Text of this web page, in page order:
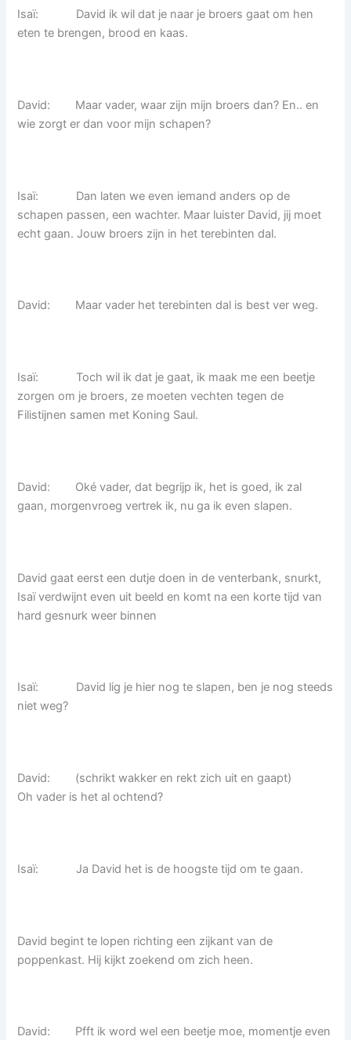
Isaï: David ik wil dat je naar je broers gaat om hen
eten te brengen, brood en kaas.
David: Maar vader, waar zijn mijn broers dan? En.. en
wie zorgt er dan voor mijn schapen?
Isaï: Dan laten we even iemand anders op de
schapen passen, een wachter. Maar luister David, jij moet
echt gaan. Jouw broers zijn in het terebinten dal.
David: Maar vader het terebinten dal is best ver weg.
Isaï: Toch wil ik dat je gaat, ik maak me een beetje
zorgen om je broers, ze moeten vechten tegen de
Filistijnen samen met Koning Saul.
David: Oké vader, dat begrijp ik, het is goed, ik zal
gaan, morgenvroeg vertrek ik, nu ga ik even slapen.
David gaat eerst een dutje doen in de venterbank, snurkt,
Isaï verdwijnt even uit beeld en komt na een korte tijd van
hard gesnurk weer binnen
Isaï: David lig je hier nog te slapen, ben je nog steeds
niet weg?
David: (schrikt wakker en rekt zich uit en gaapt)
Oh vader is het al ochtend?
Isaï: Ja David het is de hoogste tijd om te gaan.
David begint te lopen richting een zijkant van de
poppenkast. Hij kijkt zoekend om zich heen.
David: Pfft ik word wel een beetje moe, momentje even